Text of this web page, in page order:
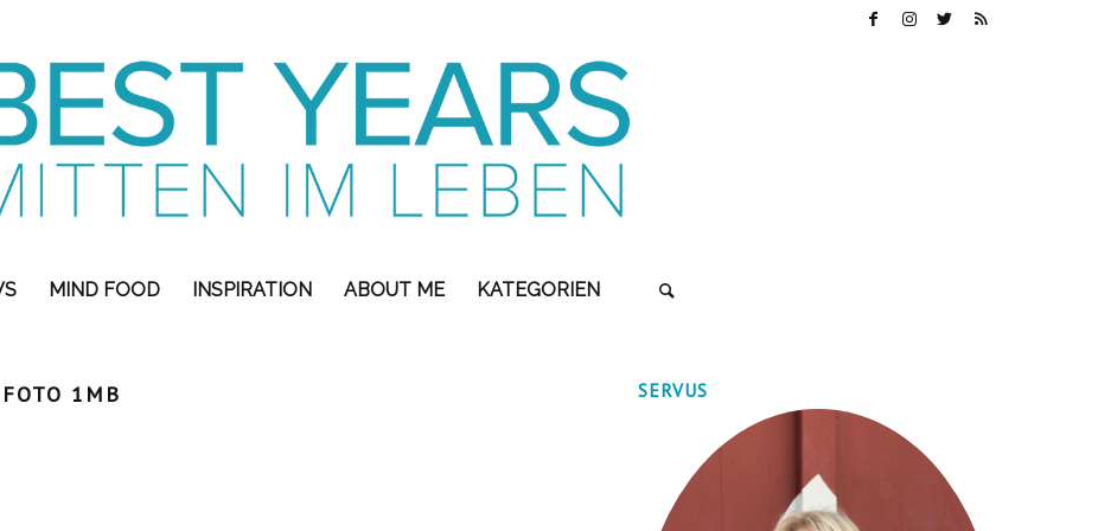
MIND FOOD INSPIRATION ABOUT ME KATEGORIEN
FOTO 1MB SERVUS